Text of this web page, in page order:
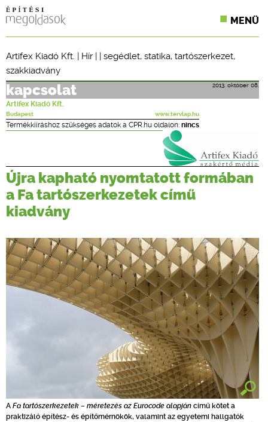
MENÜ
CPR TERMÉKKIÍRÁS
ÉPÍTÉSI JOG
ONLINE KÉPZÉSEK
TERVEZÉSI SEGÉDLETEK
Artifex Kiadó Kft. | Hír | | segédlet, statika, tartószerkezet,
szakkiadvány
2013. október 08.
kapcsolat
Artifex Kiadó Kft.
Budapest www.tervlap.hu
Termékkiíráshoz szükséges adatok a CPR.hu oldalon: nincs
Újra kapható nyomtatott formában
a Fa tartószerkezetek című
kiadvány
A Fa tartószerkezetek – méretezés az Eurocode alapján című kötet a
praktizáló építész- és építőmérnökök, valamint az egyetemi hallgatók